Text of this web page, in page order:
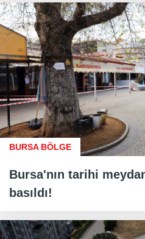
BURSA BÖLGE
Bursa'nın tarihi
basıldı!